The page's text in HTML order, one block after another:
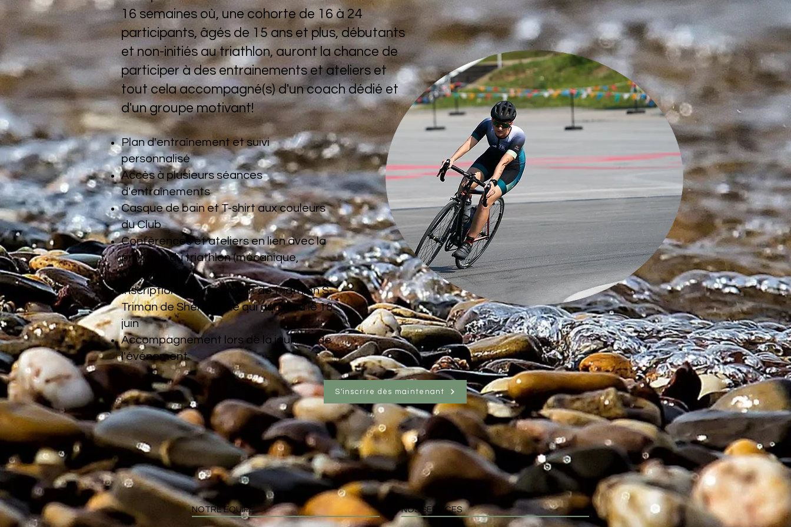
16 semaines où, une cohorte de 16 à 24
participants, âgés de 15 ans et plus, débutants
et non-initiés au triathlon, auront la chance de
participer à des entrainements et ateliers et
tout cela accompagné(s) d'un coach dédié et
d'un groupe motivant!
Plan d'entraînement et suivi
personnalisé
Accès à plusieurs séances
d'entraînements
Casque de bain et T-shirt aux couleurs
du Club
Conférences et ateliers en lien avec la
pratique du triathlon (mécanique,
nutrition, etc.)
Inscription à l'événement de triathlon S-
Triman de Sherbrooke qui aura lieu le 18
juin
Accompagnement lors de la journée de
l'événement
S'inscrire dès maintenant
NOTRE ÉQUIPE NOS SERVICES